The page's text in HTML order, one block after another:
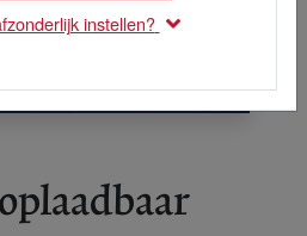
instellen?